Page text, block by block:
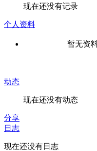
现在还没有记录
个人资料
暂无资
动态
现在还没有动态
分享
日志
现在还没有日志